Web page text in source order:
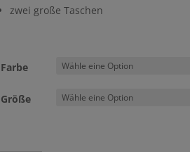
zwei große Taschen
Farbe
Größe